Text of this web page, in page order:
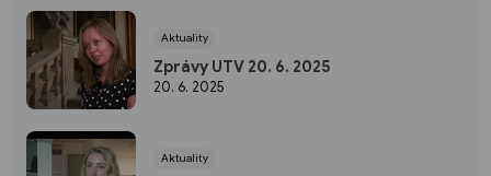
Aktuality
Zprávy UTV 20. 6. 2025
20. 6. 2025
Aktuality